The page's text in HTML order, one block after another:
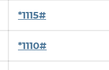
*1115#
*1110#